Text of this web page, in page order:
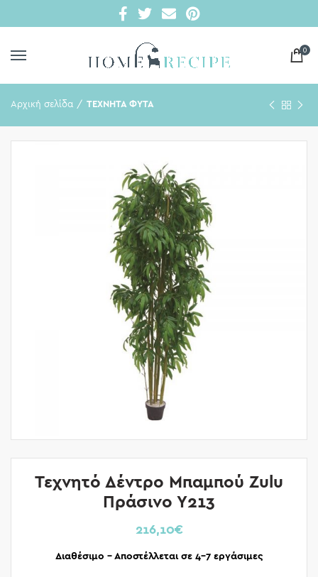
0
Αρχική σελίδα ΤΕΧΝΗΤΑ ΦΥΤΑ
Τεχνητό Δέντρο Μπαμπού Zulu
Πράσινο Υ213
216,10€
Διαθέσιμο – Αποστέλλεται σε 4-7 εργάσιμες